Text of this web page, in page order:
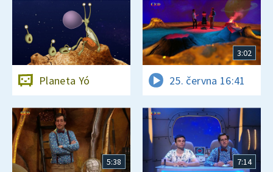
Planeta Yó
3:02
25. června 16:41
5:38 7:14